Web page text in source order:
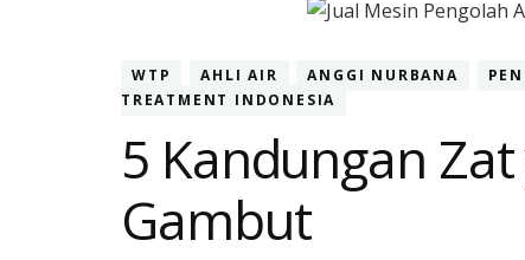
WTP AHLI AIR ANGGI NURBANA
TREATMENT INDONESIA
5 Kandungan
Gambut